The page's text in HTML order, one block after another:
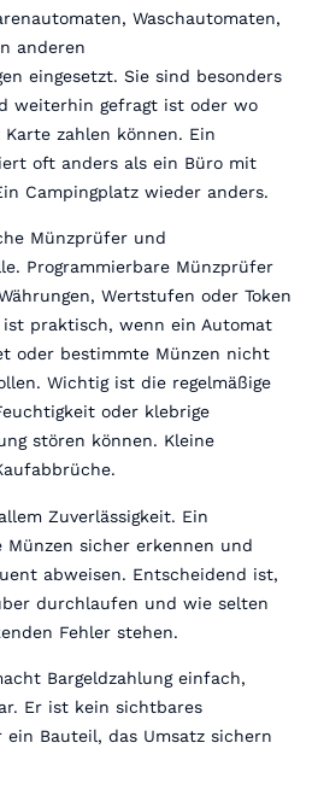
Waschautomaten,
anderen
eingesetzt. Sie sind besonders
weiterhin gefragt ist oder wo
zahlen können. Ein
oft anders als ein Büro mit
Campingplatz wieder anders.
Münzprüfer und
Programmierbare Münzprüfer
Wertstufen oder Token
praktisch, wenn ein Automat
oder bestimmte Münzen nicht
Wichtig ist die regelmäßige
oder klebrige
stören können. Kleine
Zuverlässigkeit. Ein
sicher erkennen und
abweisen. Entscheidend ist,
durchlaufen und wie selten
Fehler stehen.
Bargeldzahlung einfach,
Er ist kein sichtbares
ein Bauteil, das Umsatz sichern